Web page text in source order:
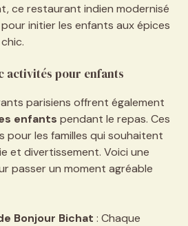
ce restaurant indien modernisé
initier les enfants aux épices
activités pour enfants
parisiens offrent également
enfants pendant le repas. Ces
pour les familles qui souhaitent
et divertissement. Voici une
passer un moment agréable
Bonjour Bichat : Chaque